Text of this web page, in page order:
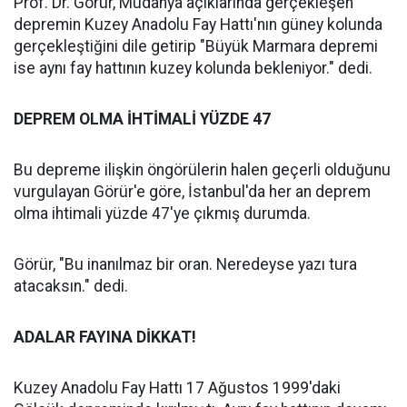
depremin Kuzey Anadolu Fay Hattı'nın güney kolunda
gerçekleştiğini dile getirip "Büyük Marmara depremi
ise aynı fay hattının kuzey kolunda bekleniyor." dedi.
DEPREM OLMA İHTİMALİ YÜZDE 47
Bu depreme ilişkin öngörülerin halen geçerli olduğunu
vurgulayan Görür'e göre, İstanbul'da her an deprem
olma ihtimali yüzde 47'ye çıkmış durumda.
Görür, "Bu inanılmaz bir oran. Neredeyse yazı tura
atacaksın." dedi.
ADALAR FAYINA DİKKAT!
Kuzey Anadolu Fay Hattı 17 Ağustos 1999'daki